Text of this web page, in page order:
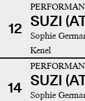
12 SUZI
Sophie
Kenel
14 SUZI
Sophie